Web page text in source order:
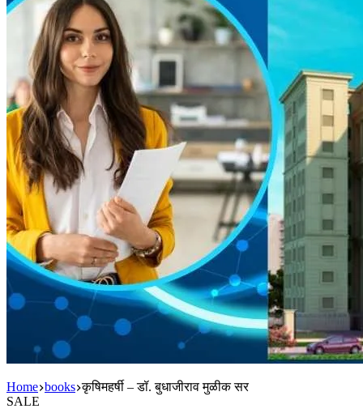
Home books कृषिमहर्षी – डॉ. बुधाजीराव मुळीक सर
SALE